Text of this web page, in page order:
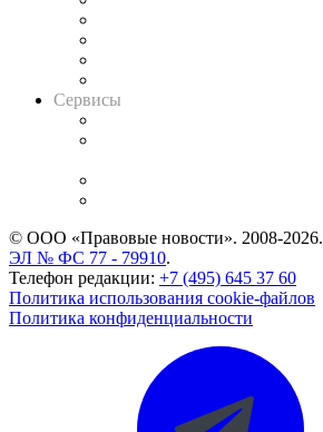
Сервисы
© ООО «Правовые новости». 2008-2026.
ЭЛ № ФС 77 - 79910.
Телефон редакции: +7 (495) 645 37 60
Политика использования cookie-файлов
Политика конфиденциальности